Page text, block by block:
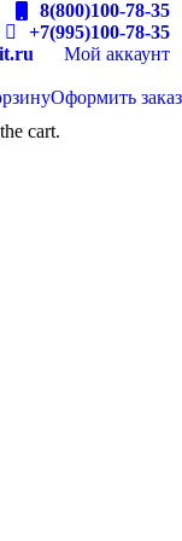
8(800)100-78-35
+7(995)100-78-35
Мой аккаунт
Оформить заказ
cart.